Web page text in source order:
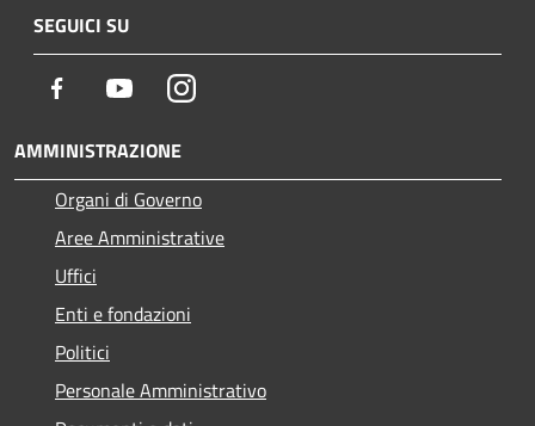
SEGUICI SU
Facebook YoutubeInstagram
AMMINISTRAZIONE
Organi di Governo
Aree Amministrative
Uffici
Enti e fondazioni
Politici
Personale Amministrativo